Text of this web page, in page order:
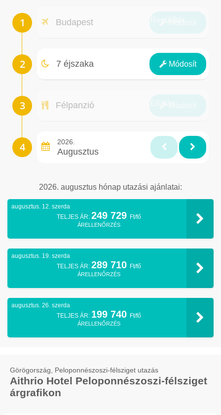
Budapest
7 éjszaka Módosít
Éjszakák
Félpanzió
2026.
Augusztus
2026. augusztus hónap utazási ajánlatai:
augusztus. 12. szerda
TELJES ÁR: 249 729 Ft/fő
ÁRELLENŐRZÉS
augusztus. 19. szerda
TELJES ÁR: 289 710 Ft/fő
ÁRELLENŐRZÉS
augusztus. 26. szerda
TELJES ÁR: 199 740 Ft/fő
ÁRELLENŐRZÉS
Görögország, Peloponnészoszi-félsziget utazás
Aithrio Hotel Peloponnészoszi-félsziget
árgrafikon